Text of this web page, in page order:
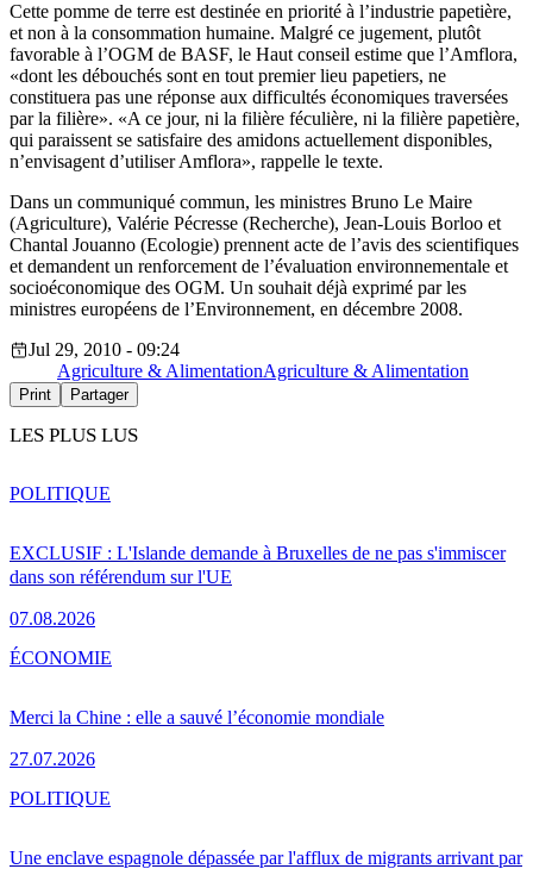
Cette pomme de terre est destinée en priorité à l’industrie papetière,
et non à la consommation humaine. Malgré ce jugement, plutôt
favorable à l’OGM de BASF, le Haut conseil estime que l’Amflora,
«dont les débouchés sont en tout premier lieu papetiers, ne
constituera pas une réponse aux difficultés économiques traversées
par la filière». «A ce jour, ni la filière féculière, ni la filière papetière,
qui paraissent se satisfaire des amidons actuellement disponibles,
n’envisagent d’utiliser Amflora», rappelle le texte.
Dans un communiqué commun, les ministres Bruno Le Maire
(Agriculture), Valérie Pécresse (Recherche), Jean-Louis Borloo et
Chantal Jouanno (Ecologie) prennent acte de l’avis des scientifiques
et demandent un renforcement de l’évaluation environnementale et
socioéconomique des OGM. Un souhait déjà exprimé par les
ministres européens de l’Environnement, en décembre 2008.
Jul 29, 2010 - 09:24
Agriculture & AlimentationAgriculture & Alimentation
Print Partager
LES PLUS LUS
EXCLUSIF : L'Islande demande à Bruxelles de ne pas s'immiscer
dans son référendum sur l'UE
07.08.2026
POLITIQUE
Merci la Chine : elle a sauvé l’économie mondiale
27.07.2026
ÉCONOMIE
Une enclave espagnole dépassée par l'afflux de migrants arrivant par
POLITIQUE